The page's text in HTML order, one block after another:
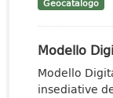
Geocatalogo
Modello
Modello
insediative